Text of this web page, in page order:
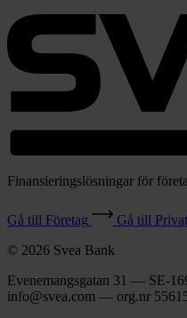
Finansieringslösningar för
Gå till Företag
Gå till Privat
© 2026 Svea Bank
Evenemangsgatan 31 — SE-
info@svea.com — org.nr